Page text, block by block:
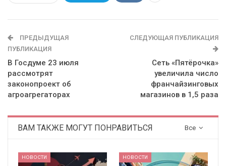
ПРЕДЫДУЩАЯ
ПУБЛИКАЦИЯ
В Госдуме 23 июля
рассмотрят
законопроект об
агроагрегаторах
СЛЕДУЮЩАЯ ПУБЛИКАЦИЯ
Сеть «Пятёрочка»
увеличила число
франчайзинговых
магазинов в 1,5 раза
Все
ВАМ ТАКЖЕ МОГУТ ПОНРАВИТЬСЯ
НОВОСТИ НОВОСТИ